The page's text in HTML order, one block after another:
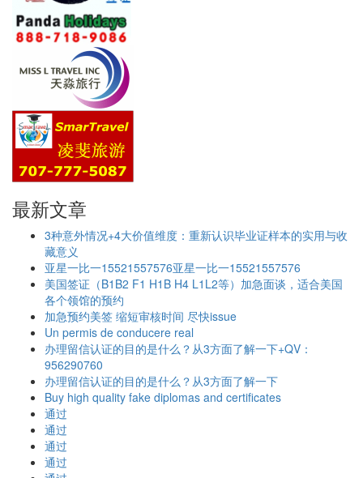
最新文章
3种意外情况+4大价值维度：重新认识毕业证样本的实用与收
藏意义
亚星一比一15521557576亚星一比一15521557576
美国签证（B1B2 F1 H1B H4 L1L2等）加急面谈，适合美国
各个领馆的预约
加急预约美签 缩短审核时间 尽快issue
Un permis de conducere real
办理留信认证的目的是什么？从3方面了解一下+QV：
956290760
办理留信认证的目的是什么？从3方面了解一下
Buy high quality fake diplomas and certificates
通过
通过
通过
通过